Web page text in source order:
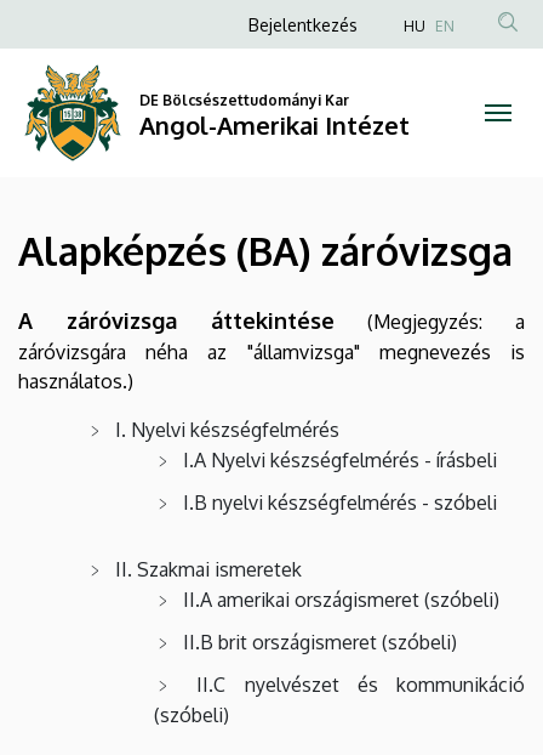
(BA)
záróvizsga
Angol-
Amerikai
Intézet
a
tartalomra
Anonim
fiók
menüje
Bejelentkezés HU EN
DE Bölcsészettudományi Kar
Angol-Amerikai Intézet
Alapképzés (BA) záróvizsga
A záróvizsga áttekintése
(Megjegyzés: a
záróvizsgára néha az "államvizsga" megnevezés is
használatos.)
I. Nyelvi készségfelmérés
I.A Nyelvi készségfelmérés - írásbeli
I.B nyelvi készségfelmérés - szóbeli
II. Szakmai ismeretek
II.A amerikai országismeret (szóbeli)
II.B brit országismeret (szóbeli)
II.C nyelvészet és kommunikáció
(szóbeli)